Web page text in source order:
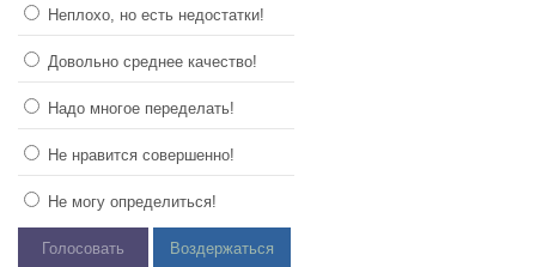
Неплохо, но есть недостатки!
Довольно среднее качество!
Надо многое переделать!
Не нравится совершенно!
Не могу определиться!
Голосовать Воздержаться